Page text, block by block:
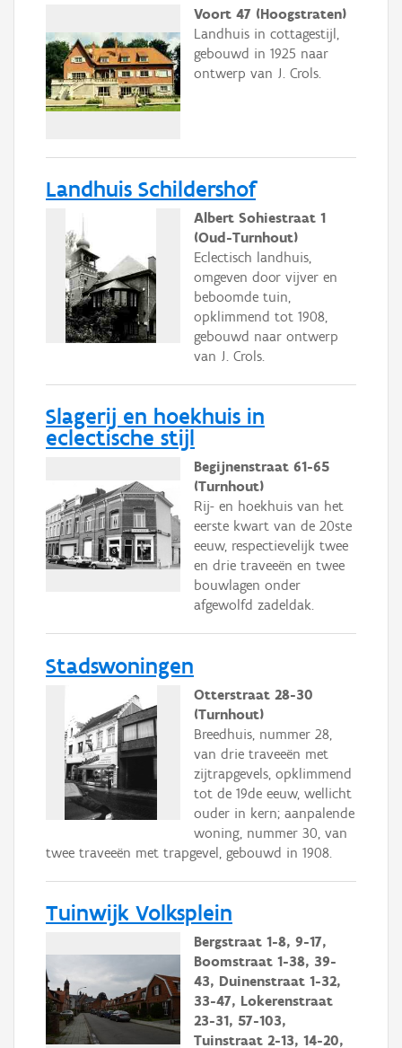
Voort 47 (Hoogstraten)
Landhuis in cottagestijl,
gebouwd in 1925 naar
ontwerp van J. Crols.
Landhuis Schildershof
Albert Sohiestraat 1
(Oud-Turnhout)
Eclectisch landhuis,
omgeven door vijver en
beboomde tuin,
opklimmend tot 1908,
gebouwd naar ontwerp
van J. Crols.
Slagerij en hoekhuis in
eclectische stijl
Begijnenstraat 61-65
(Turnhout)
Rij- en hoekhuis van het
eerste kwart van de 20ste
eeuw, respectievelijk twee
en drie traveeën en twee
bouwlagen onder
afgewolfd zadeldak.
Stadswoningen
Otterstraat 28-30
(Turnhout)
Breedhuis, nummer 28,
van drie traveeën met
zijtrapgevels, opklimmend
tot de 19de eeuw, wellicht
ouder in kern; aanpalende
woning, nummer 30, van
twee traveeën met trapgevel, gebouwd in 1908.
Tuinwijk Volksplein
Bergstraat 1-8, 9-17,
Boomstraat 1-38, 39-
43, Duinenstraat 1-32,
33-47, Lokerenstraat
23-31, 57-103,
Tuinstraat 2-13, 14-20,